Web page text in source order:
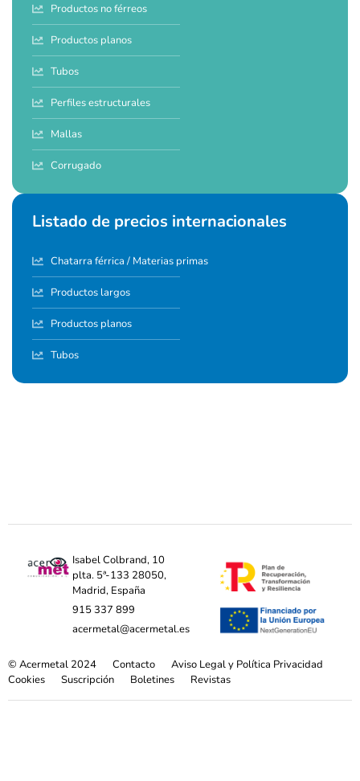
Productos no férreos
Productos planos
Tubos
Perfiles estructurales
Mallas
Corrugado
Listado de precios internacionales
Chatarra férrica / Materias primas
Productos largos
Productos planos
Tubos
Isabel Colbrand, 10
plta. 5ª-133 28050,
Madrid, España
915 337 899
acermetal@acermetal.es
© Acermetal 2024 Contacto
Aviso Legal y Política Privacidad
Cookies
Suscripción Boletines Revistas